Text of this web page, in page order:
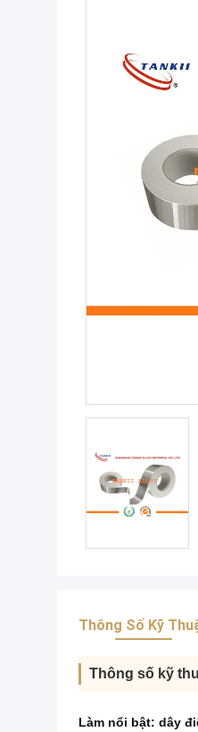
Thông Số Kỹ
Thông số kỹ
Làm nổi bật: dây